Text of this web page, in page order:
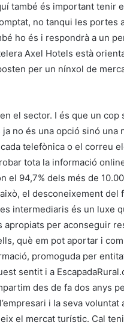
també és important tenir
no tanqui les portes
ho és i respondrà a un
Axel Hotels està
per un nínxol de
el sector. I és que un cop
no és una opció sinó una
telefònica o el correu
tota la informació
el 94,7% dels més de
el desconeixement del
intermediaris és un luxe
apropiats per aconseguir
què em pot aportar i
promoguda per
sentit i a
des de fa dos anys
i la seva voluntat
el mercat turístic. Cal